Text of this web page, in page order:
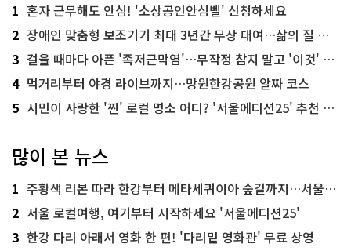
1 혼자 근무해도 안심! '소상공인안심벨' 신청하세요
2 장애인 맞춤형 보조기기 최대 3년간 무상 대여…삶의 질 높인다
3 걸을 때마다 아픈 '족저근막염'…무작정 참지 말고 '이것' 해보세요!
4 먹거리부터 야경 라이브까지…망원한강공원 알짜 코스
5 시민이 사랑한 '찐' 로컬 명소 어디? '서울에디션25' 추천 코스
많이 본 뉴스
1 주황색 리본 따라 한강부터 메타세쿼이아 숲길까지…서울둘레길 15코스
2 서울 로컬여행, 여기부터 시작하세요 '서울에디션25'
3 한강 다리 아래서 영화 한 편! '다리밑 영화관' 무료 상영